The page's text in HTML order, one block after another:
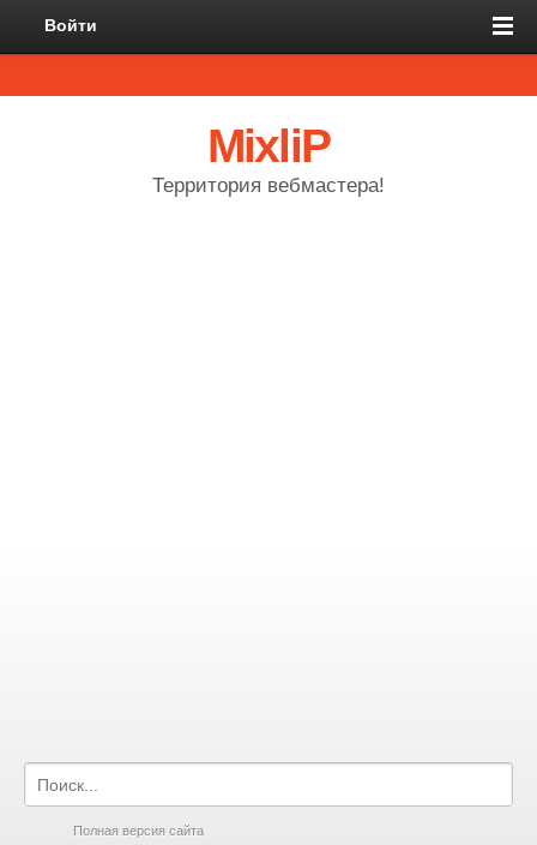
Войти
MixliP
Территория вебмастера!
Полная версия сайта